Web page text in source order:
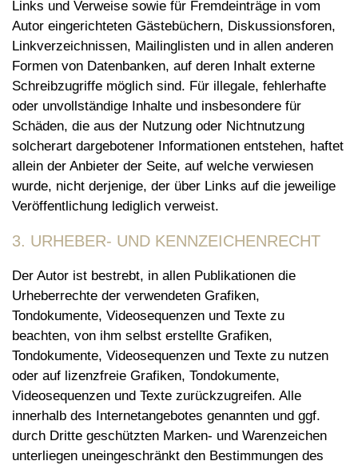
Links und Verweise sowie für Fremdeinträge in vom
Autor eingerichteten Gästebüchern, Diskussionsforen,
Linkverzeichnissen, Mailinglisten und in allen anderen
Formen von Datenbanken, auf deren Inhalt externe
Schreibzugriffe möglich sind. Für illegale, fehlerhafte
oder unvollständige Inhalte und insbesondere für
Schäden, die aus der Nutzung oder Nichtnutzung
solcherart dargebotener Informationen entstehen, haftet
allein der Anbieter der Seite, auf welche verwiesen
wurde, nicht derjenige, der über Links auf die jeweilige
Veröffentlichung lediglich verweist.
3. URHEBER- UND KENNZEICHENRECHT
Der Autor ist bestrebt, in allen Publikationen die
Urheberrechte der verwendeten Grafiken,
Tondokumente, Videosequenzen und Texte zu
beachten, von ihm selbst erstellte Grafiken,
Tondokumente, Videosequenzen und Texte zu nutzen
oder auf lizenzfreie Grafiken, Tondokumente,
Videosequenzen und Texte zurückzugreifen. Alle
innerhalb des Internetangebotes genannten und ggf.
durch Dritte geschützten Marken- und Warenzeichen
unterliegen uneingeschränkt den Bestimmungen des